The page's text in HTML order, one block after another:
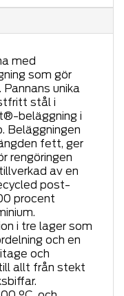
med
som gör
unika
stål i
beläggning i
Beläggningen
fett, ger
rengöringen
av en
post-
procent
i tre lager som
och en
och
allt från stekt